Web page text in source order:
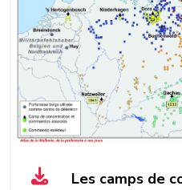
Les camps de